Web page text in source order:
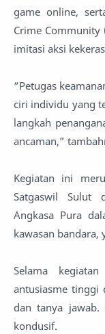
game online,
Crime Community
imitasi aksi
“Petugas
ciri individu yang
langkah
ancaman,”
Kegiatan ini
Satgaswil Sulut
Angkasa Pura
kawasan bandara,
Selama
antusiasme tinggi
dan tanya jawab.
kondusif.